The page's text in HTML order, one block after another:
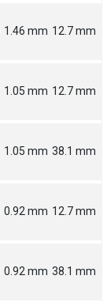
1.46 mm 12.7 mm
1.05 mm 12.7 mm
1.05 mm 38.1 mm
0.92 mm 12.7 mm
0.92 mm 38.1 mm